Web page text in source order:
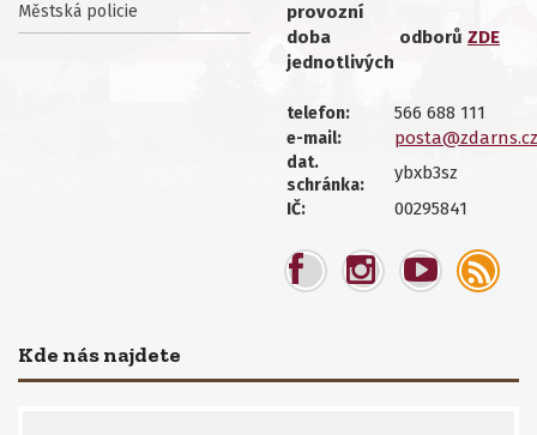
Městská policie
provozní
doba
jednotlivých
odborů ZDE
telefon: 566 688 111
e-mail: posta@zdarns.cz
dat.
schránka:
ybxb3sz
IČ: 00295841
Kde nás najdete